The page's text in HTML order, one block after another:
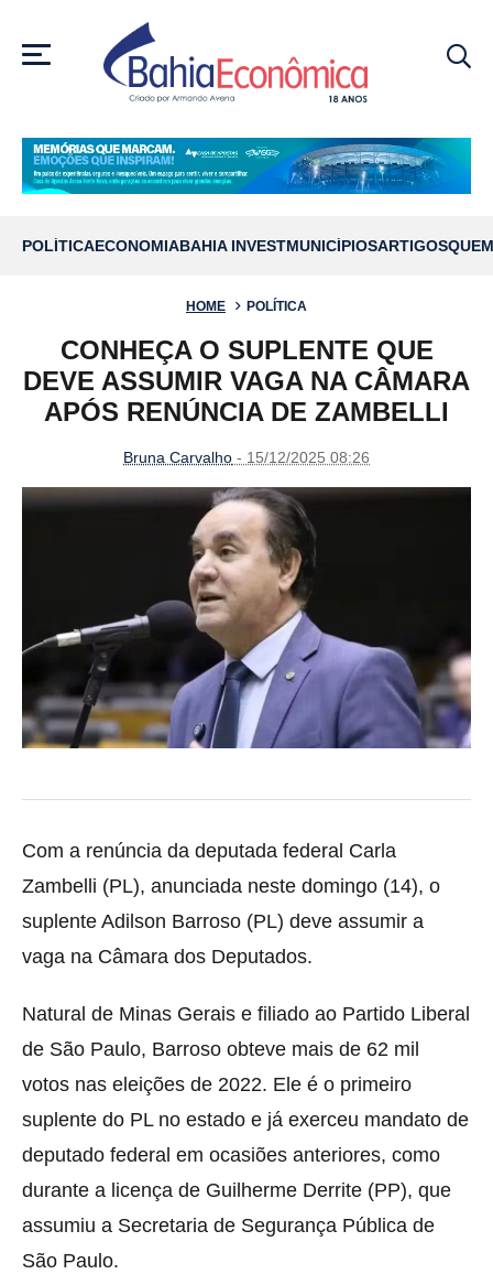
MENU
POLÍTICAECONOMIABAHIA INVESTMUNICÍPIOSARTIGOS
HOME POLÍTICA
CONHEÇA O SUPLENTE QUE
DEVE ASSUMIR VAGA NA CÂMARA
APÓS RENÚNCIA DE ZAMBELLI
Bruna Carvalho - 15/12/2025 08:26
Com a renúncia da deputada federal Carla
Zambelli (PL), anunciada neste domingo (14), o
suplente Adilson Barroso (PL) deve assumir a
vaga na Câmara dos Deputados.
Natural de Minas Gerais e filiado ao Partido Liberal
de São Paulo, Barroso obteve mais de 62 mil
votos nas eleições de 2022. Ele é o primeiro
suplente do PL no estado e já exerceu mandato de
deputado federal em ocasiões anteriores, como
durante a licença de Guilherme Derrite (PP), que
assumiu a Secretaria de Segurança Pública de
São Paulo.